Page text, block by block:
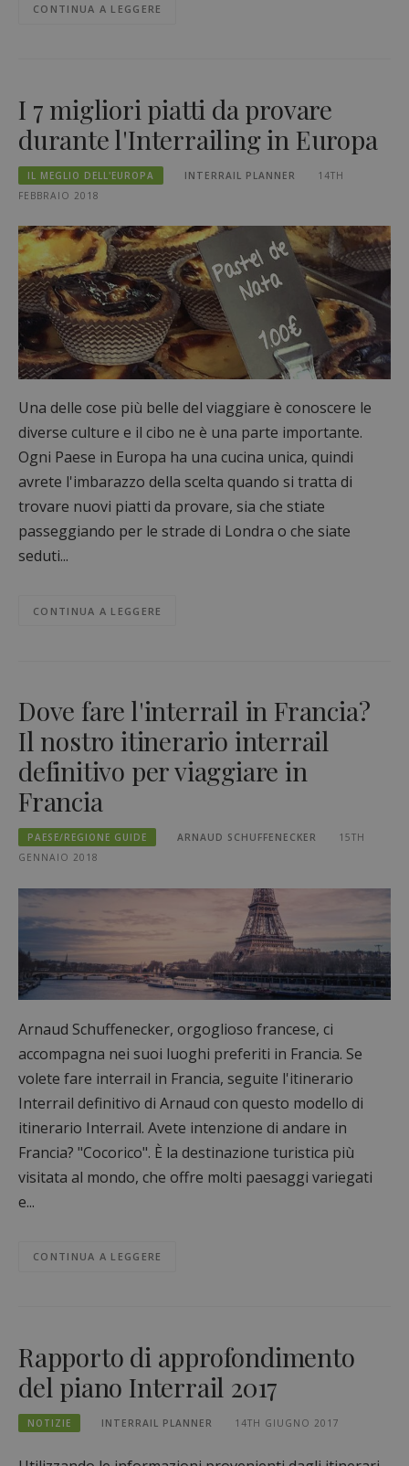
CONTINUA A LEGGERE
I 7 migliori piatti da provare
durante l'Interrailing in Europa
IL MEGLIO DELL'EUROPA INTERRAIL PLANNER
14TH
FEBBRAIO 2018
Una delle cose più belle del viaggiare è conoscere le
diverse culture e il cibo ne è una parte importante.
Ogni Paese in Europa ha una cucina unica, quindi
avrete l'imbarazzo della scelta quando si tratta di
trovare nuovi piatti da provare, sia che stiate
passeggiando per le strade di Londra o che siate
seduti...
CONTINUA A LEGGERE
Dove fare l'interrail in Francia?
Il nostro itinerario interrail
definitivo per viaggiare in
Francia
PAESE/REGIONE GUIDE ARNAUD SCHUFFENECKER
15TH
GENNAIO 2018
Arnaud Schuffenecker, orgoglioso francese, ci
accompagna nei suoi luoghi preferiti in Francia. Se
volete fare interrail in Francia, seguite l'itinerario
Interrail definitivo di Arnaud con questo modello di
itinerario Interrail. Avete intenzione di andare in
Francia? "Cocorico". È la destinazione turistica più
visitata al mondo, che offre molti paesaggi variegati
e...
CONTINUA A LEGGERE
Rapporto di approfondimento
del piano Interrail 2017
NOTIZIE INTERRAIL PLANNER 14TH GIUGNO 2017